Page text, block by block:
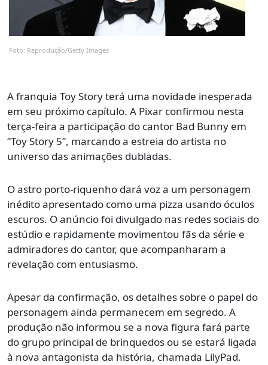
Foto: Reprodução/Getty Images
A franquia Toy Story terá uma novidade inesperada
em seu próximo capítulo. A Pixar confirmou nesta
terça-feira a participação do cantor Bad Bunny em
“Toy Story 5”, marcando a estreia do artista no
universo das animações dubladas.
O astro porto-riquenho dará voz a um personagem
inédito apresentado como uma pizza usando óculos
escuros. O anúncio foi divulgado nas redes sociais do
estúdio e rapidamente movimentou fãs da série e
admiradores do cantor, que acompanharam a
revelação com entusiasmo.
Apesar da confirmação, os detalhes sobre o papel do
personagem ainda permanecem em segredo. A
produção não informou se a nova figura fará parte
do grupo principal de brinquedos ou se estará ligada
à nova antagonista da história, chamada LilyPad.